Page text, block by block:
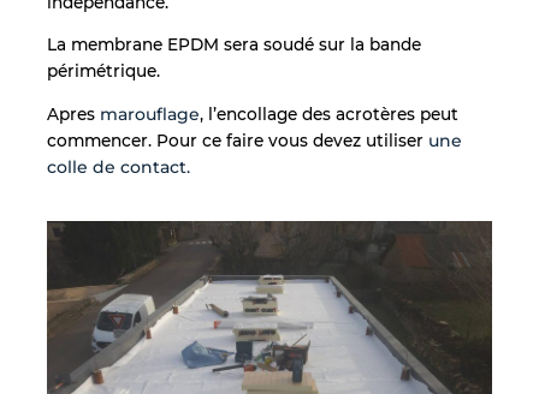
La membrane EPDM sera soudé sur la bande
périmétrique.
Apres marouflage, l’encollage des acrotères peut
commencer. Pour ce faire vous devez utiliser une
colle de contact.